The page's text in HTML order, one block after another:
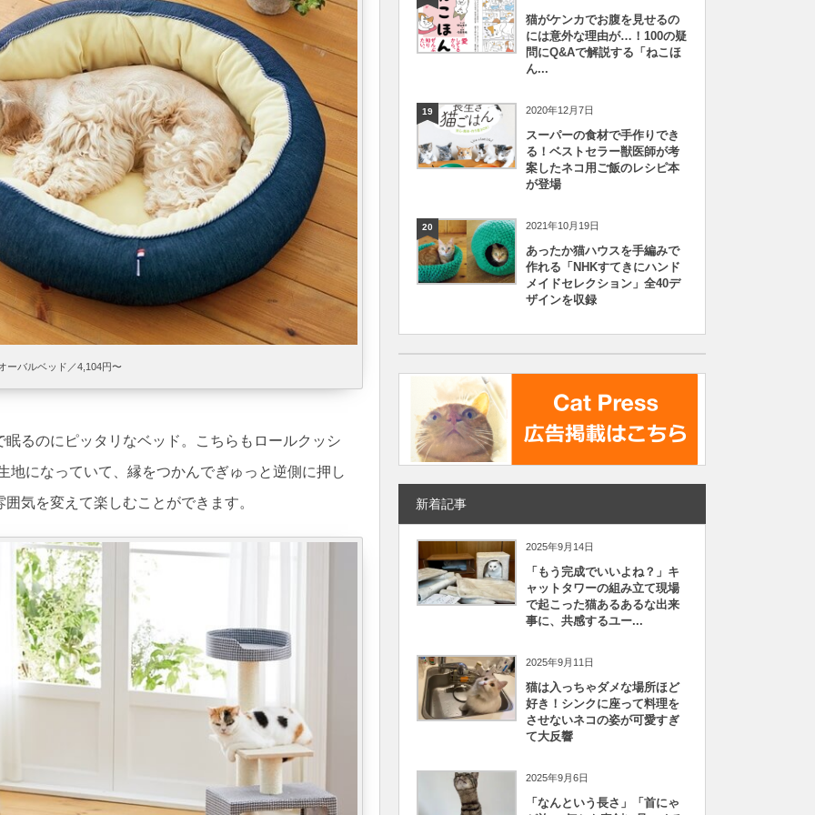
ーバルベッド／4,104円〜
るのにピッタリなベッド。こちらもロールクッシ
地になっていて、縁をつかんでぎゅっと逆側に押し
気を変えて楽しむことができます。
猫がケンカでお腹を見せるの
には意外な理由が…！100の疑
問にQ&Aで解説する「ねこほ
ん...
19 2020年12月7日
スーパーの食材で手作りでき
る！ベストセラー獣医師が考
案したネコ用ご飯のレシピ本
が登場
20 2021年10月19日
あったか猫ハウスを手編みで
作れる「NHKすてきにハンド
メイドセレクション」全40デ
ザインを収録
新着記事
2025年9月14日
「もう完成でいいよね？」キ
ャットタワーの組み立て現場
で起こった猫あるあるな出来
事に、共感するユー...
2025年9月11日
猫は入っちゃダメな場所ほど
好き！シンクに座って料理を
させないネコの姿が可愛すぎ
て大反響
2025年9月6日
「なんという長さ」「首にゃ